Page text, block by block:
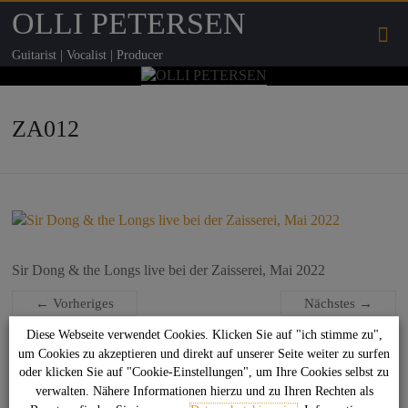
OLLI PETERSEN
Guitarist | Vocalist | Producer
ZA012
Sir Dong & the Longs live bei der Zaisserei, Mai 2022
← Vorheriges Nächstes →
Suchen
Diese Webseite verwendet Cookies. Klicken Sie auf "ich stimme zu",
um Cookies zu akzeptieren und direkt auf unserer Seite weiter zu surfen
oder klicken Sie auf "Cookie-Einstellungen", um Ihre Cookies selbst zu
verwalten. Nähere Informationen hierzu und zu Ihren Rechten als